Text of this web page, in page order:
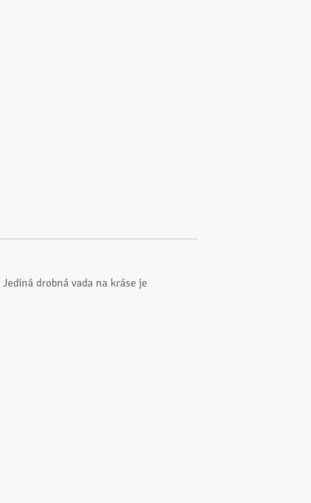
drobná vada na kráse je